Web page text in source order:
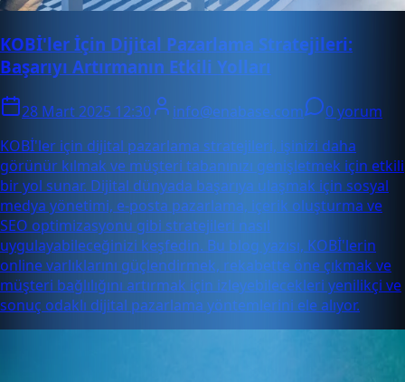
KOBİ'ler İçin Dijital Pazarlama Stratejileri:
Başarıyı Artırmanın Etkili Yolları
28 Mart 2025 12:30 info@enabase.com
0 yorum
KOBİ'ler için dijital pazarlama stratejileri, işinizi daha
görünür kılmak ve müşteri tabanınızı genişletmek için etkili
bir yol sunar. Dijital dünyada başarıya ulaşmak için sosyal
medya yönetimi, e-posta pazarlama, içerik oluşturma ve
SEO optimizasyonu gibi stratejileri nasıl
uygulayabileceğinizi keşfedin. Bu blog yazısı, KOBİ'lerin
online varlıklarını güçlendirmek, rekabette öne çıkmak ve
müşteri bağlılığını artırmak için izleyebilecekleri yenilikçi ve
sonuç odaklı dijital pazarlama yöntemlerini ele alıyor.